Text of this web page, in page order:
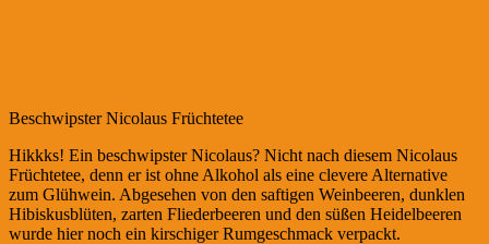
Beschwipster Nicolaus Früchtetee
Hikkks! Ein beschwipster Nicolaus? Nicht nach diesem Nicolaus
Früchtetee, denn er ist ohne Alkohol als eine clevere Alternative
zum Glühwein. Abgesehen von den saftigen Weinbeeren, dunklen
Hibiskusblüten, zarten Fliederbeeren und den süßen Heidelbeeren
wurde hier noch ein kirschiger Rumgeschmack verpackt.